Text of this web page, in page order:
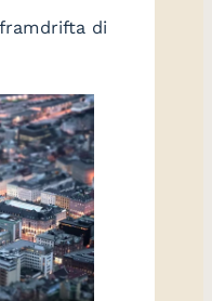
di